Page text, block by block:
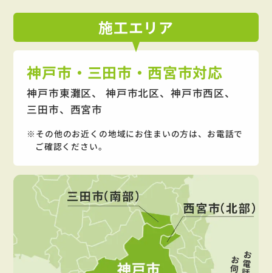
施工エリア
神戸市・三田市・西宮市対応
神戸市東灘区、 神戸市北区、神戸市西区、
三田市、西宮市
その他のお近くの地域にお住まいの方は、お電話で
ご確認ください。